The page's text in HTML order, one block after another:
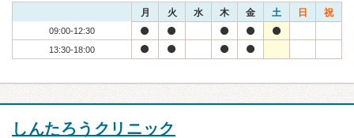
月 火 水 木 金 土 日 祝
09:00-12:30
13:30-18:00
しんたろうクリニック